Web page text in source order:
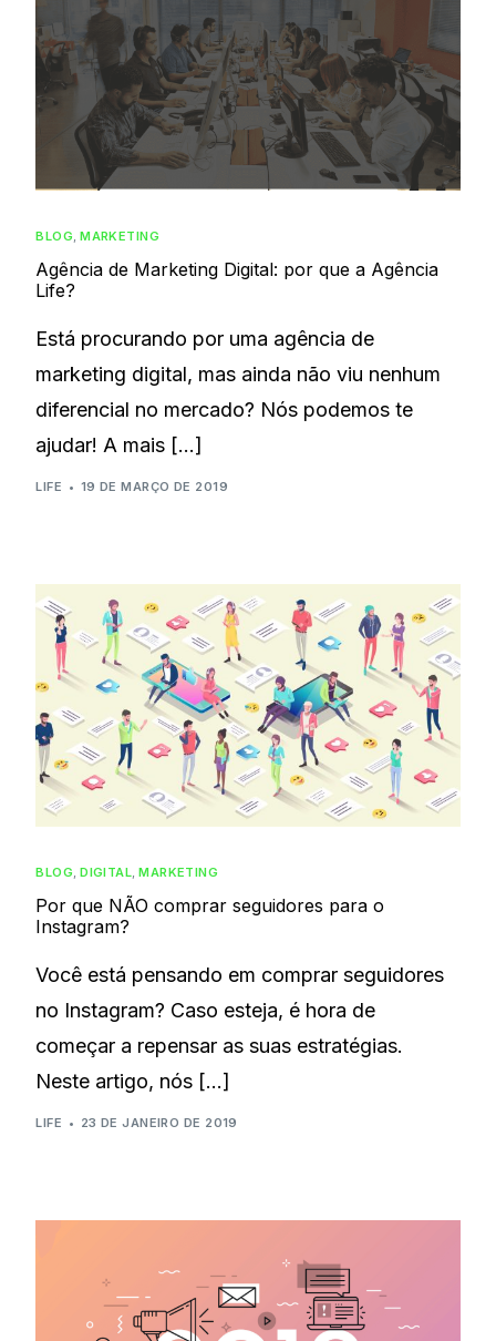
BLOG ,MARKETING
Agência de Marketing Digital: por que a Agência
Life?
Está procurando por uma agência de
marketing digital, mas ainda não viu nenhum
diferencial no mercado? Nós podemos te
ajudar! A mais […]
LIFE 19 DE MARÇO DE 2019
BLOG ,DIGITAL ,MARKETING
Por que NÃO comprar seguidores para o
Instagram?
Você está pensando em comprar seguidores
no Instagram? Caso esteja, é hora de
começar a repensar as suas estratégias.
Neste artigo, nós […]
LIFE 23 DE JANEIRO DE 2019